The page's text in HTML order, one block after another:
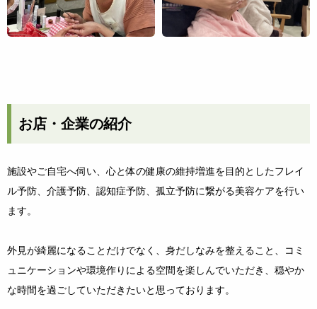
お店・企業の紹介
施設やご自宅へ伺い、心と体の健康の維持増進を目的としたフレイ
ル予防、介護予防、認知症予防、孤立予防に繋がる美容ケアを行い
ます。
外見が綺麗になることだけでなく、身だしなみを整えること、コミ
ュニケーションや環境作りによる空間を楽しんでいただき、穏やか
な時間を過ごしていただきたいと思っております。